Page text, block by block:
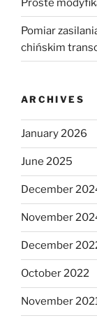
Proste
Pomiar
chińskim
ARCHIVES
January 2026
June 2025
December
November
December
October 2022
November